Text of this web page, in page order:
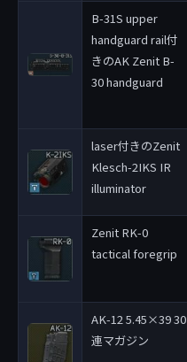
B-31S upper
handguard rail付
きのAK Zenit B-
30 handguard
laser付きのZenit
Klesch-2IKS IR
illuminator
Zenit RK-0
tactical foregrip
AK-12 5.45×39 30
連マガジン